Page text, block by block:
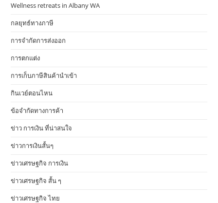
Wellness retreats in Albany WA
กลยุทธ์ทางภาษี
การจำกัดการส่งออก
การตกแต่ง
การเก็บภาษีสินค้านำเข้า
กินเวย์ตอนไหน
ข้อจำกัดทางการค้า
ข่าว การเงิน ที่น่าสนใจ
ข่าวการเงินสั้นๆ
ข่าวเศรษฐกิจ การเงิน
ข่าวเศรษฐกิจ สั้น ๆ
ข่าวเศรษฐกิจ ไทย